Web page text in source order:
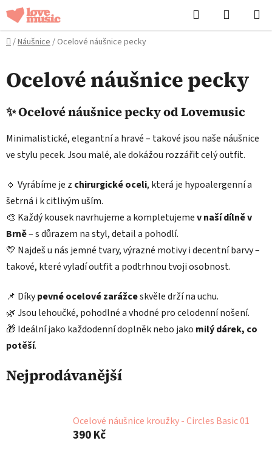
Přejít
na
obsah
Hledat
KOŠÍK
Domů
/Náušnice/ Ocelové náušnice pecky
Ocelové náušnice pecky
✨ Ocelové náušnice pecky od Lovemusic
Minimalistické, elegantní a hravé – takové jsou naše náušnice
ve stylu pecek. Jsou malé, ale dokážou rozzářit celý outfit.
🔹 Vyrábíme je z chirurgické oceli, která je hypoalergenní a
šetrná i k citlivým uším.
🎨 Každý kousek navrhujeme a kompletujemev naší dílně v
Brně– s důrazem na styl, detail a pohodlí.
💛 Najdeš u nás jemné tvary, výrazné motivy i decentní barvy –
takové, které vyladí outfit a podtrhnou tvoji osobnost.
📌 Díkypevné ocelové zarážceskvěle drží na uchu.
🌿 Jsou lehoučké, pohodlné a vhodné pro celodenní nošení.
🎁 Ideální jako každodenní doplněk nebo jako milý dárek, co
potěší.
Nejprodávanější
Ocelové náušnice kroužky - Circles Basic 01
390 Kč